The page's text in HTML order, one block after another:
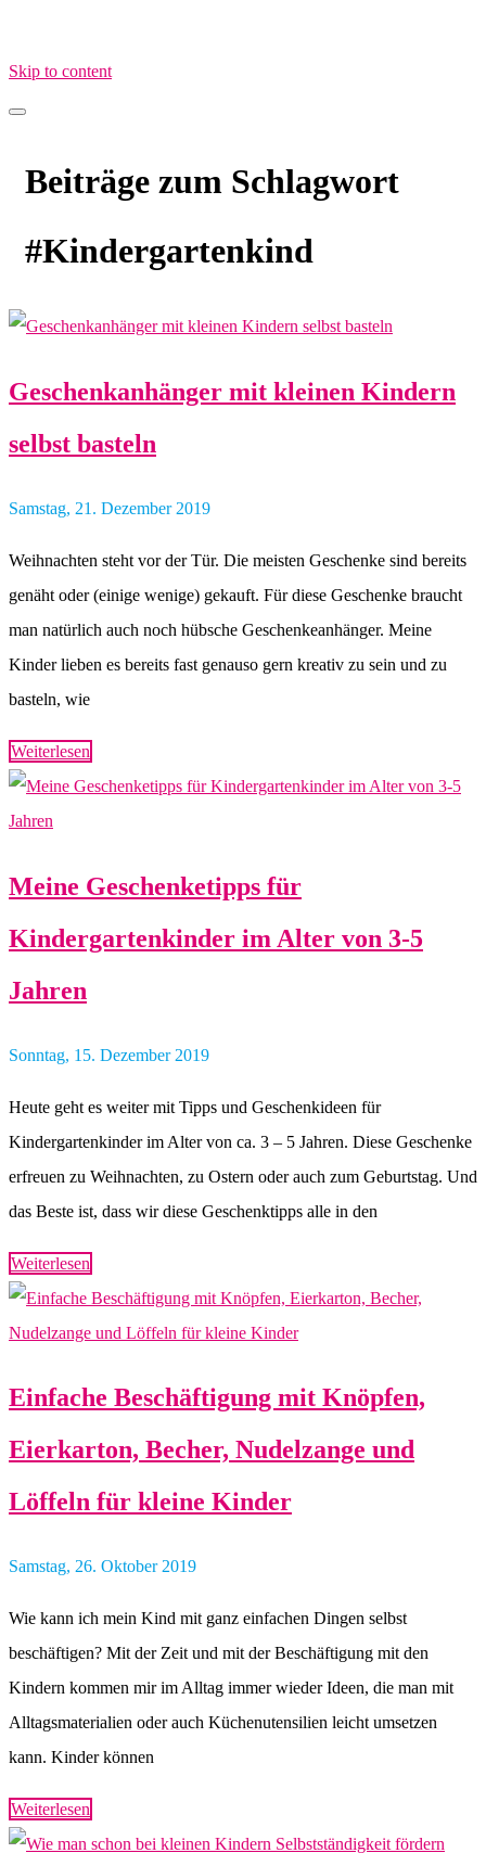
Skip to content
Beiträge zum Schlagwort
#Kindergartenkind
Geschenkanhänger mit kleinen Kindern
selbst basteln
Samstag, 21. Dezember 2019
Weihnachten steht vor der Tür. Die meisten Geschenke sind bereits
genäht oder (einige wenige) gekauft. Für diese Geschenke braucht
man natürlich auch noch hübsche Geschenkeanhänger. Meine
Kinder lieben es bereits fast genauso gern kreativ zu sein und zu
basteln, wie
Weiterlesen
Meine Geschenketipps für
Kindergartenkinder im Alter von 3-5
Jahren
Sonntag, 15. Dezember 2019
Heute geht es weiter mit Tipps und Geschenkideen für
Kindergartenkinder im Alter von ca. 3 – 5 Jahren. Diese Geschenke
erfreuen zu Weihnachten, zu Ostern oder auch zum Geburtstag. Und
das Beste ist, dass wir diese Geschenktipps alle in den
Weiterlesen
Einfache Beschäftigung mit Knöpfen,
Eierkarton, Becher, Nudelzange und
Löffeln für kleine Kinder
Samstag, 26. Oktober 2019
Wie kann ich mein Kind mit ganz einfachen Dingen selbst
beschäftigen? Mit der Zeit und mit der Beschäftigung mit den
Kindern kommen mir im Alltag immer wieder Ideen, die man mit
Alltagsmaterialien oder auch Küchenutensilien leicht umsetzen
kann. Kinder können
Weiterlesen